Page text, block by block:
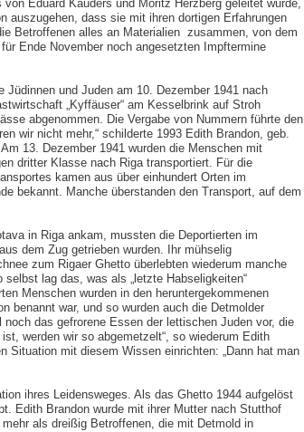
Eduard Kauders und Moritz Herzberg geleitet wurde,
auszugehen, dass sie mit ihren dortigen Erfahrungen
Betroffenen alles an Materialien zusammen, von dem
Ende November noch angesetzten Impftermine
Jüdinnen und Juden am 10. Dezember 1941 nach
„Kyffäuser“ am Kesselbrink auf Stroh
abgenommen. Die Vergabe von Nummern führte den
wir nicht mehr,“ schilderte 1993 Edith Brandon, geb.
13. Dezember 1941 wurden die Menschen mit
dritter Klasse nach Riga transportiert. Für die
kamen aus über einhundert Orten im
bekannt. Manche überstanden den Transport, auf dem
in Riga ankam, mussten die Deportierten im
dem Zug getrieben wurden. Ihr mühselig
zum Rigaer Ghetto überlebten wiederum manche
lag das, was als „letzte Habseligkeiten“
Menschen wurden in den heruntergekommenen
benannt war, und so wurden auch die Detmolder
das gefrorene Essen der lettischen Juden vor, die
werden wir so abgemetzelt“, so wiederum Edith
Situation mit diesem Wissen einrichten: „Dann hat man
ihres Leidensweges. Als das Ghetto 1944 aufgelöst
Edith Brandon wurde mit ihrer Mutter nach Stutthof
als dreißig Betroffenen, die mit Detmold in